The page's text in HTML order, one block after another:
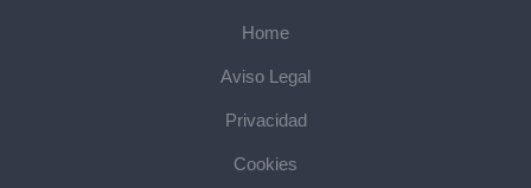
Home
Aviso Legal
Privacidad
Cookies